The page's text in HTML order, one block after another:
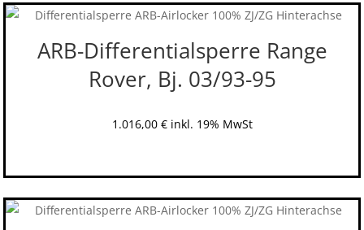
ARB-Differentialsperre Range
Rover, Bj. 03/93-95
1.016,00 € inkl. 19% MwSt